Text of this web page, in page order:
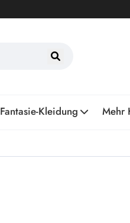
Fantasie-Kleidung Mehr